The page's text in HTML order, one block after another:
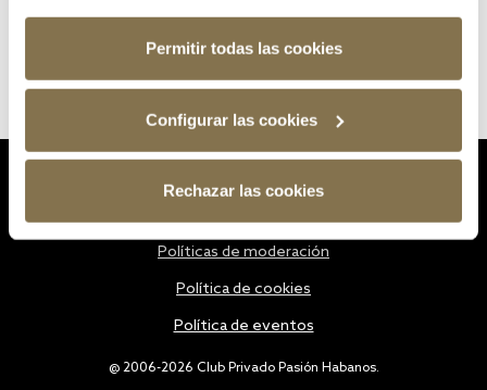
Permitir todas las cookies
Configurar las cookies
Rechazar las cookies
@ 2006-2026 Club Privado Pasión Habanos.
Políticas de moderación
Política de cookies
Política de eventos